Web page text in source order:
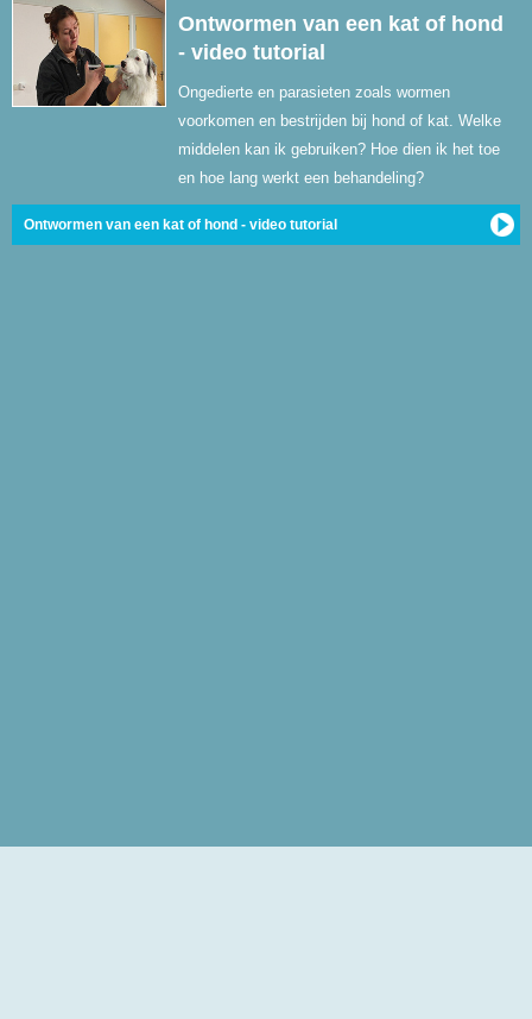
Ontwormen van een kat of hond
- video tutorial
Ongedierte en parasieten zoals wormen
voorkomen en bestrijden bij hond of kat. Welke
middelen kan ik gebruiken? Hoe dien ik het toe
en hoe lang werkt een behandeling?
Ontwormen van een kat of hond - video tutorial